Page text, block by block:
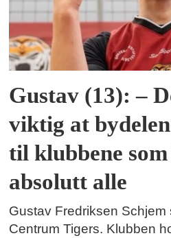
Gustav (13): –
viktig at
til klubbene
absolutt alle
Gustav Fredriksen Schjem
Centrum Tigers. Klubben